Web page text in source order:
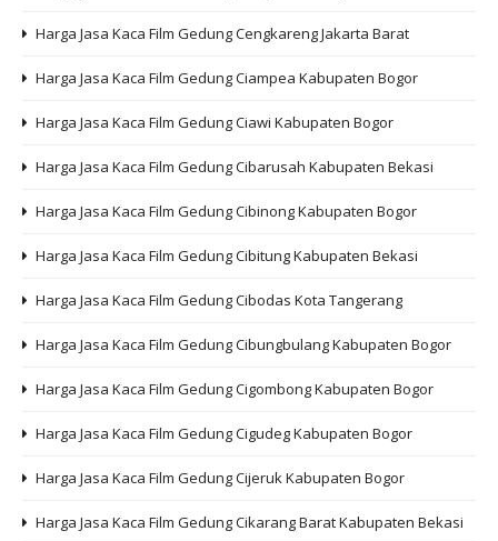
Harga Jasa Kaca Film Gedung Cengkareng Jakarta Barat
Harga Jasa Kaca Film Gedung Ciampea Kabupaten Bogor
Harga Jasa Kaca Film Gedung Ciawi Kabupaten Bogor
Harga Jasa Kaca Film Gedung Cibarusah Kabupaten Bekasi
Harga Jasa Kaca Film Gedung Cibinong Kabupaten Bogor
Harga Jasa Kaca Film Gedung Cibitung Kabupaten Bekasi
Harga Jasa Kaca Film Gedung Cibodas Kota Tangerang
Harga Jasa Kaca Film Gedung Cibungbulang Kabupaten Bogor
Harga Jasa Kaca Film Gedung Cigombong Kabupaten Bogor
Harga Jasa Kaca Film Gedung Cigudeg Kabupaten Bogor
Harga Jasa Kaca Film Gedung Cijeruk Kabupaten Bogor
Harga Jasa Kaca Film Gedung Cikarang Barat Kabupaten Bekasi